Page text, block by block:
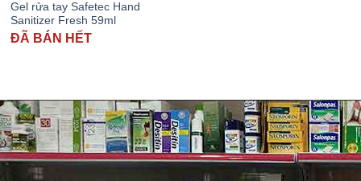
Gel rửa tay Safetec Hand
Sanitizer Fresh 59ml
ĐÃ BÁN HẾT